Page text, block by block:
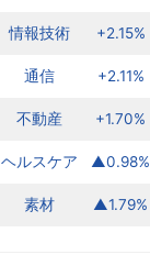
情報技術 +2.15%
通信 +2.11%
不動産 +1.70%
ヘルスケア ▲0.98%
素材 ▲1.79%